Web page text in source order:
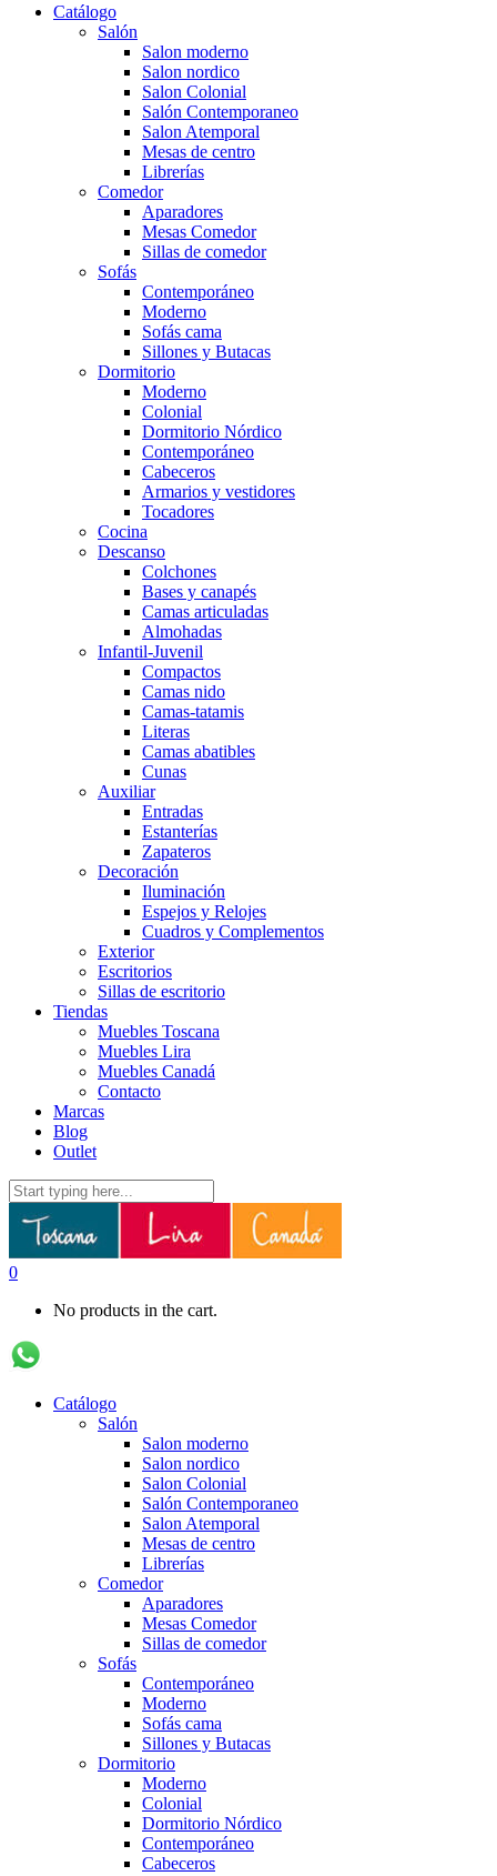
Catálogo
Salón
Salon moderno
Salon nordico
Salon Colonial
Salón Contemporaneo
Salon Atemporal
Mesas de centro
Librerías
Comedor
Aparadores
Mesas Comedor
Sillas de comedor
Sofás
Contemporáneo
Moderno
Sofás cama
Sillones y Butacas
Dormitorio
Moderno
Colonial
Dormitorio Nórdico
Contemporáneo
Cabeceros
Armarios y vestidores
Tocadores
Cocina
Descanso
Colchones
Bases y canapés
Camas articuladas
Almohadas
Infantil-Juvenil
Compactos
Camas nido
Camas-tatamis
Literas
Camas abatibles
Cunas
Auxiliar
Entradas
Estanterías
Zapateros
Decoración
Iluminación
Espejos y Relojes
Cuadros y Complementos
Exterior
Escritorios
Sillas de escritorio
Tiendas
Muebles Toscana
Muebles Lira
Muebles Canadá
Contacto
Marcas
Blog
Outlet
0
No products in the cart.
Catálogo
Salón
Salon moderno
Salon nordico
Salon Colonial
Salón Contemporaneo
Salon Atemporal
Mesas de centro
Librerías
Comedor
Aparadores
Mesas Comedor
Sillas de comedor
Sofás
Contemporáneo
Moderno
Sofás cama
Sillones y Butacas
Dormitorio
Moderno
Colonial
Dormitorio Nórdico
Contemporáneo
Cabeceros